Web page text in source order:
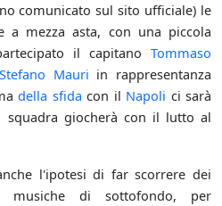
comunicato sul sito ufficiale) le
a mezza asta, con una piccola
il capitano Tommaso
Stefano Mauri in rappresentanza
della sfida con il Napoli ci sarà
giocherà con il lutto al
l'ipotesi di far scorrere dei
musiche di sottofondo, per